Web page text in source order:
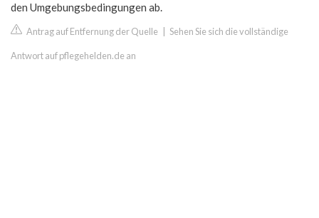
den Umgebungsbedingungen ab.
Antrag auf Entfernung der Quelle Sehen Sie sich die vollständige
Antwort auf pflegehelden.de an